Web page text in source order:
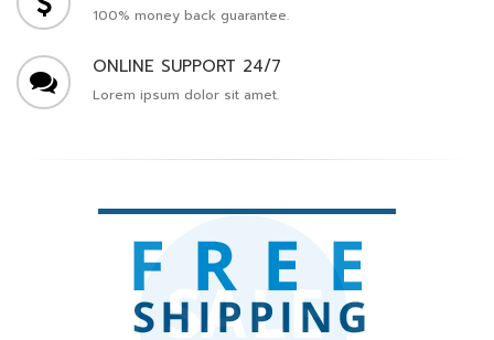
100% money back guarantee.
ONLINE SUPPORT 24/7
Lorem ipsum dolor sit amet.